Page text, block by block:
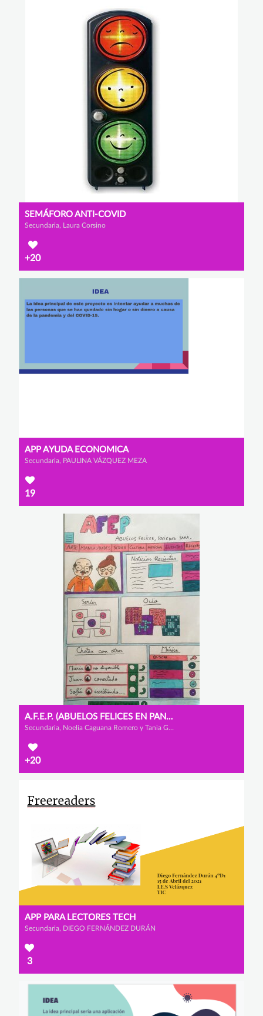
SEMÁFORO ANTI-COVID
Secundaria, Laura Corsino
+20
APP AYUDA ECONOMICA
Secundaria, PAULINA VÁZQUEZ MEZA
19
A.F.E.P. (ABUELOS FELICES EN PANDEMIA)
Secundaria, Noelia Caguana Romero y Tania González Tantau
+20
APP PARA LECTORES TECH
Secundaria, DIEGO FERNÁNDEZ DURÁN
3